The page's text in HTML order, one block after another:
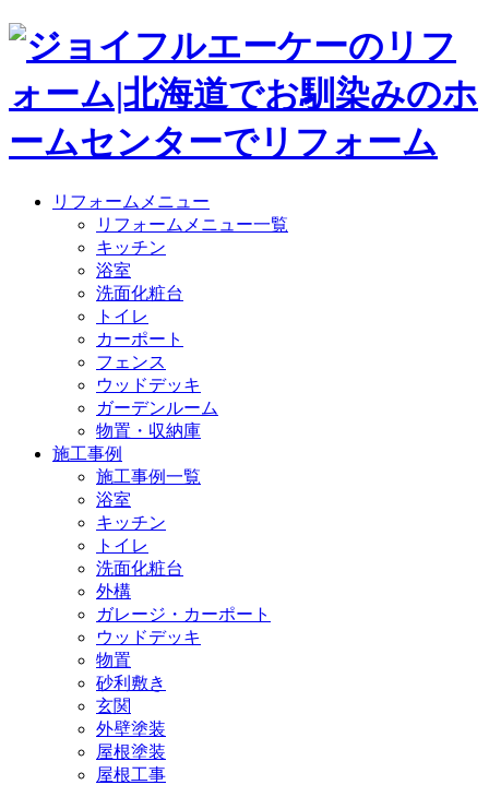
リフォームメニュー
リフォームメニュー一覧
キッチン
浴室
洗面化粧台
トイレ
カーポート
フェンス
ウッドデッキ
ガーデンルーム
物置・収納庫
施工事例
施工事例一覧
浴室
キッチン
トイレ
洗面化粧台
外構
ガレージ・カーポート
ウッドデッキ
物置
砂利敷き
玄関
外壁塗装
屋根塗装
屋根工事